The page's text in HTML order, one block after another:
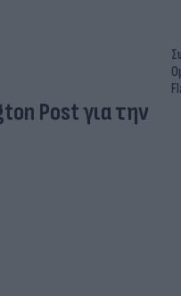
Post για την